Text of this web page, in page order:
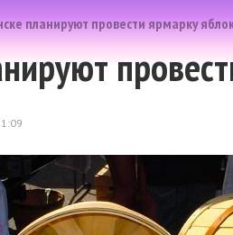
планируют провести ярмарку